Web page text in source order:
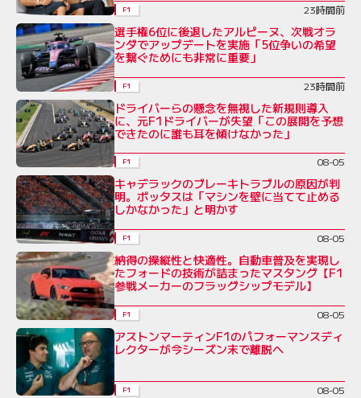
F1 23時間前
選手権6位に後退したアルピーヌ、次戦オラ
ンダでアップデートを実施「5位争いの希望
を繋ぐためにも非常に重要」
F1 23時間前
ドライバーらの懸念を無視した新規則導入
に、元F1ドライバーが失望「この展開を予想
できたのに誰も耳を傾けなかった」
F1 08-05
キャデラックのブレーキトラブルの原因が判
明。ボッタスは「マシンを壁に当てて止める
しかなかった」と明かす
F1 08-05
納得の操縦性と快適性。自動車普及を実現し
たフォードの技術が詰まったマスタング【F1
参戦メーカーのフラッグシップモデル】
F1 08-05
アストンマーティンF1のパフォーマンスディ
レクターが今シーズン末で離脱へ
F1 08-05